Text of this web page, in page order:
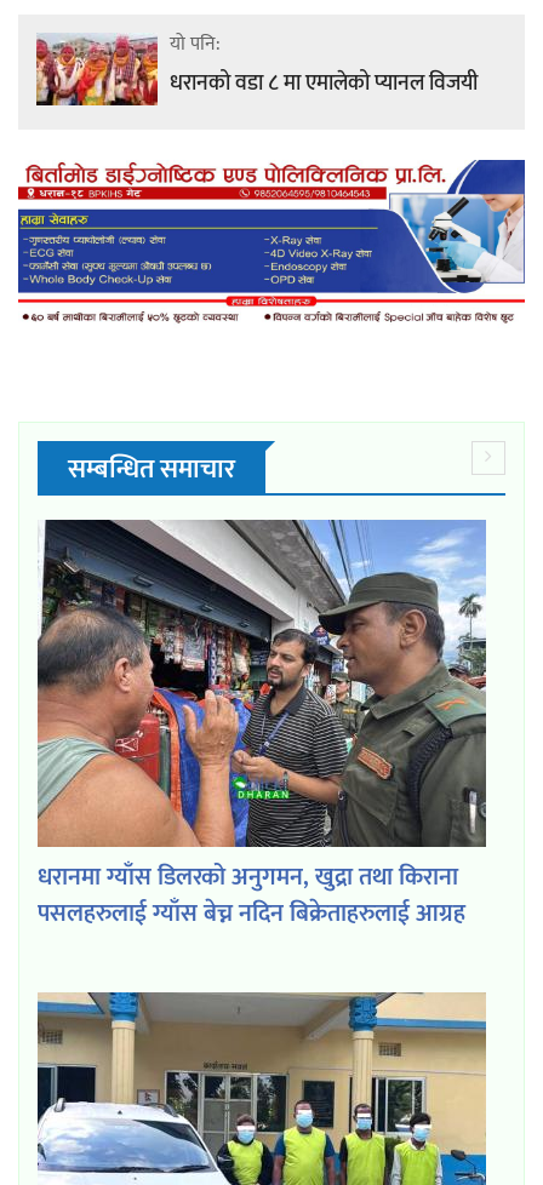
यो पनि:
धरानको वडा ८ मा एमालेको प्यानल विजयी
सम्बन्धित समाचार
धरानमा ग्याँस डिलरको अनुगमन, खुद्रा तथा किराना
पसलहरुलाई ग्याँस बेच्न नदिन बिक्रेताहरुलाई आग्रह